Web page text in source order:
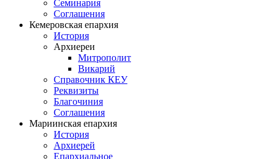
Семинария
Соглашения
Кемеровская епархия
История
Архиереи
Митрополит
Викарий
Справочник КЕУ
Реквизиты
Благочиния
Соглашения
Мариинская епархия
История
Архиерей
Епархиальное